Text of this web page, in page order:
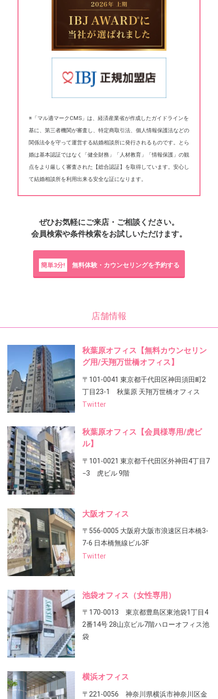
※「マル適マークCMS」は、経済産業省が作成したガイドラインを
基に、第三者機関が審査し、特定商取引法、個人情報保護法などの
関係法令を守って運営する結婚相談所に発行されるものです。とら
婚は基本認証ではなく「健全財務」「人材教育」「情報保護」の観
点をより厳しく審査された【総合認証】を取得しています。安心し
て結婚相談所を利用出来る安全な証になります。
ぜひお気軽にご来店・ご相談ください。
会員検索や条件検索をお試しいただけます。
簡単3分! 無料体験・カウンセリングを予約する
店舗情報
秋葉原オフィス【無料カウンセリン
グ用/天翔万世橋オフィス】
〒101-0041 東京都千代田区神田須田町2
丁目23-1 秋葉原 天翔万世橋オフィス
Twitter
秋葉原オフィス【会員様専用/虎ビ
ル】
〒101-0021 東京都千代田区外神田4丁目7
−3 虎ビル 9階
大阪オフィス
〒556-0005 大阪府大阪市浪速区日本橋3-
7-6 日本橋無線ビル3F
Twitter
池袋オフィス（女性専用）
〒170-0013 東京都豊島区東池袋1丁目4
2番14号 28山京ビル7階ハローオフィス池
袋
横浜オフィス
〒221-0056 神奈川県横浜市神奈川区金